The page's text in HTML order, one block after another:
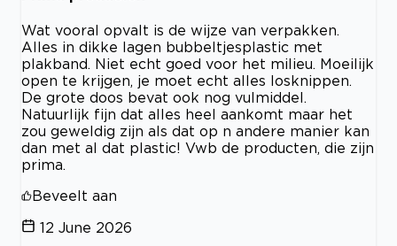
Wat vooral opvalt is de wijze van verpakken.
Alles in dikke lagen bubbeltjesplastic met
plakband. Niet echt goed voor het milieu. Moeilijk
open te krijgen, je moet echt alles losknippen.
De grote doos bevat ook nog vulmiddel.
Natuurlijk fijn dat alles heel aankomt maar het
zou geweldig zijn als dat op n andere manier kan
dan met al dat plastic! Vwb de producten, die zijn
prima.
Beveelt aan
12 June 2026